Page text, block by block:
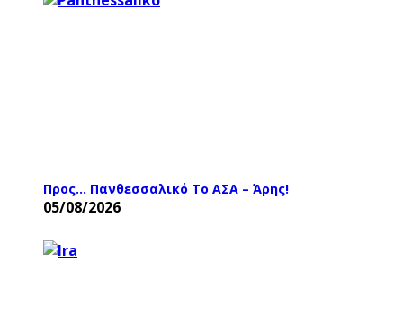
Προς… Πανθεσσαλικό Το ΑΣΑ – Άρης!
05/08/2026